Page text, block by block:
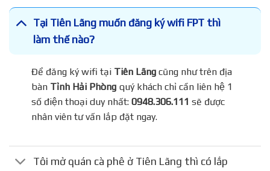
Tại Tiên Lãng muốn đăng ký wifi FPT thì
làm thế nào?
Để đăng ký wifi tạiTiên Lãngcũng như trên địa
bànTỉnh Hải Phòngquý khách chỉ cần liên hệ 1
số điện thoại duy nhất:0948.306.111 sẽ được
nhân viên tư vấn lắp đặt ngay.
Tôi mở quán cà phê ở Tiên Lãng thì có lắp